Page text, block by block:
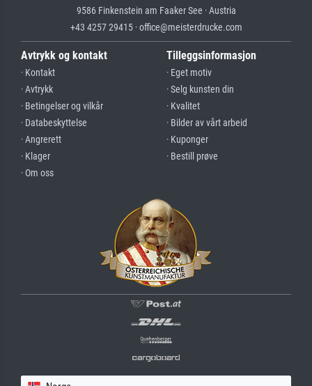
9586 Finkenstein am Faaker See · Austria
+43 4257 29415 · office@meisterdrucke.com
Avtrykk og kontakt
· Kontakt
· Avtrykk
· Betingelser og vilkår
· Databeskyttelse
· Angrerett
· Klager
· Om oss
Tilleggsinformasjon
· Eget motiv
· Selg kunsten din
· Kvalitet
· Bilder av vårt arbeid
· Kuponger
· Bestill prøve